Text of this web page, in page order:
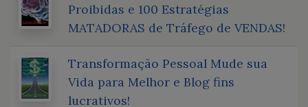
Proibidas e 100 Estratégias
MATADORAS de Tráfego de VENDAS!
Transformação Pessoal Mude sua
Vida para Melhor e Blog fins
lucrativos!